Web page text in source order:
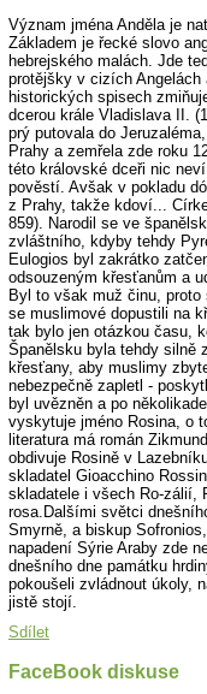
Význam jména Anděla je
Základem je řecké slovo
hebrejského malách. Jde
protějšky v cizích Angelách
historických spisech
dcerou krále Vladislava II.
prý putovala do
Prahy a zemřela zde roku
této královské dceři nic
pověstí. Avšak v pokladu
z Prahy, takže kdoví...
859). Narodil se ve
zvláštního, kdyby tehdy
Eulogios byl zakrátko
odsouzeným křesťanům a
Byl to však muž činu,
se muslimové dopustili na
tak bylo jen otázkou času,
Španělsku byla tehdy silně
křesťany, aby muslimy
nebezpečně zapletl -
byl uvězněn a po
vyskytuje jméno Rosina, o
literatura má román
obdivuje Rosině v
skladatel Gioacchino
skladatele i všech Ro-zálií,
rosa.Dalšími světci
Smyrně, a biskup
napadení Sýrie Araby zde
dnešního dne památku
pokoušeli zvládnout úkoly,
jistě stojí.
Sdílet
FaceBook diskuse